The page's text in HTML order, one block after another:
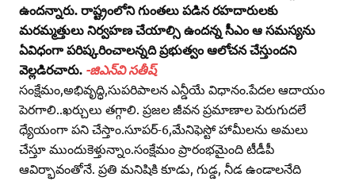
ఉందన్నారు. రాష్ట్రంలోని గుంతలు పడిన రహదారులకు
మరమ్మత్తులు నిర్వహణ చేయాల్సి ఉందన్న సీఎం ఆ సమస్యను
ఏవిధంగా పరిష్కరించాలన్నది ప్రభుత్వం ఆలోచన చేస్తుందని
వెల్లడిరచారు. -జిఎన్‌వి సతీష్‌
సంక్షేమం,అభివృద్ధి,సుపరిపాలన ఎన్డీయే విధానం.పేదల ఆదాయం
పెరగాలి..ఖర్చులు తగ్గాలి. ప్రజల జీవన ప్రమాణాల పెరుగుదలే
ధ్యేయంగా పని చేస్తాం.సూపర్‌-6,మేనిఫెస్టో హామీలను అమలు
చేస్తూ ముందుకెళ్తున్నాం.సంక్షేమం ప్రారంభమైంది టీడీపీ
ఆవిర్భావంతోనే. ప్రతి మనిషికి కూడు, గుడ్డ, నీడ ఉండాలనేది